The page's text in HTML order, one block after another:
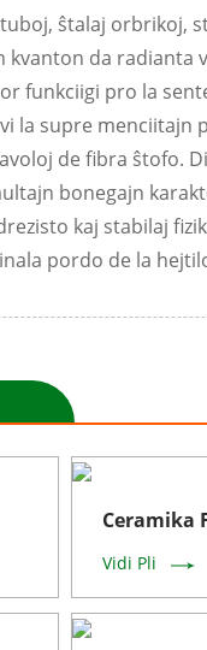
ŝtalaj orbrikoj,
da
funkciigi pro la
la supre
de fibra ŝtofo.
bonegajn
kaj stabilaj
pordo de la
Ceramika
Vidi Pli